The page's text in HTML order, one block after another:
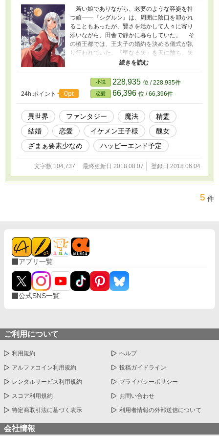
若い娘でありながら、老婆のような容姿を持
つ娘——『シグルン』は、周囲に陰口を叩かれ
ることもあったが、賢さを活かして人々に寄り
添いながら、田舎で静かに暮らしていた。 そ
の頃王都では、王太子の婚約を決める儀式が執
り行われていた。『聖なる矢』を天に放ち、矢
の刺さった屋敷の娘を正妃に決めるというもの
だ。王太子は運任せの婚約行事に辟易していた
が、結局は従わざるを得なかった。 そして王
太子の放った矢は、奇妙な容姿を持ったシグル
ンの家に突き刺さった。シグルンは選ばれし聖
女として王都に招かれることになるが、王宮で
は歓迎されていないばかりか、王太子にすら会
わせてもらえないようだ。こんな醜い顔では、
王太子の正妃にはなれないということだろう
か。 その後、シグルンは王宮で密かに過ごし
ていく内に、気になる話し相手と知り合った。
お互い素性を明かさず、声だけの交流。その正
体が王太子であることを知らないまま、また、
王太子も聖女であることを知らないまま、二人
＞ ＊初投稿作品のため、色々ゆるゆるです 「よ
し！ 何でもバッチコーイ！」という心の広い
方に読んでいただきたいですm(_ _)m ※旧ペン
24h.ポイント 0pt
小説 228,935 位 / 228,935件
恋愛 66,396 位 / 66,396件
異世界 ファンタジー 魔法
精霊
結婚
恋愛 イケメン王子様
醜女
ざまぁ要素少なめ
ハッピーエンド予定
文字数 104,737 最終更新日 2018.08.07 登録日 2018.06.04
5 件
アプリ一覧
公式SNS一覧
ご利用について
利用規約 ヘルプ
アルファコイン利用規約 投稿ガイドライン
レンタルサービス利用規約 プライバシーポリシー
スコア利用規約 お問い合わせ
特定商取引法に基づく表示 利用者情報の外部送信について
会社情報